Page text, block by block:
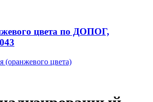
цвета по ДОПОГ,
(оранжевого цвета)